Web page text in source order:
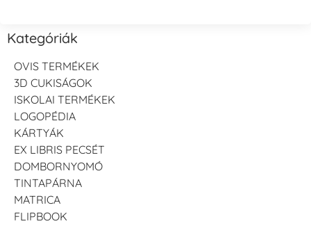
Kategóriák
OVIS TERMÉKEK
3D CUKISÁGOK
ISKOLAI TERMÉKEK
LOGOPÉDIA
KÁRTYÁK
EX LIBRIS PECSÉT
DOMBORNYOMÓ
TINTAPÁRNA
MATRICA
FLIPBOOK